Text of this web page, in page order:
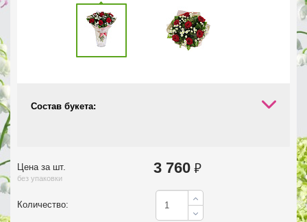
Состав букета:
Цена за шт.
без упаковки
3 760 ₽
Количество: